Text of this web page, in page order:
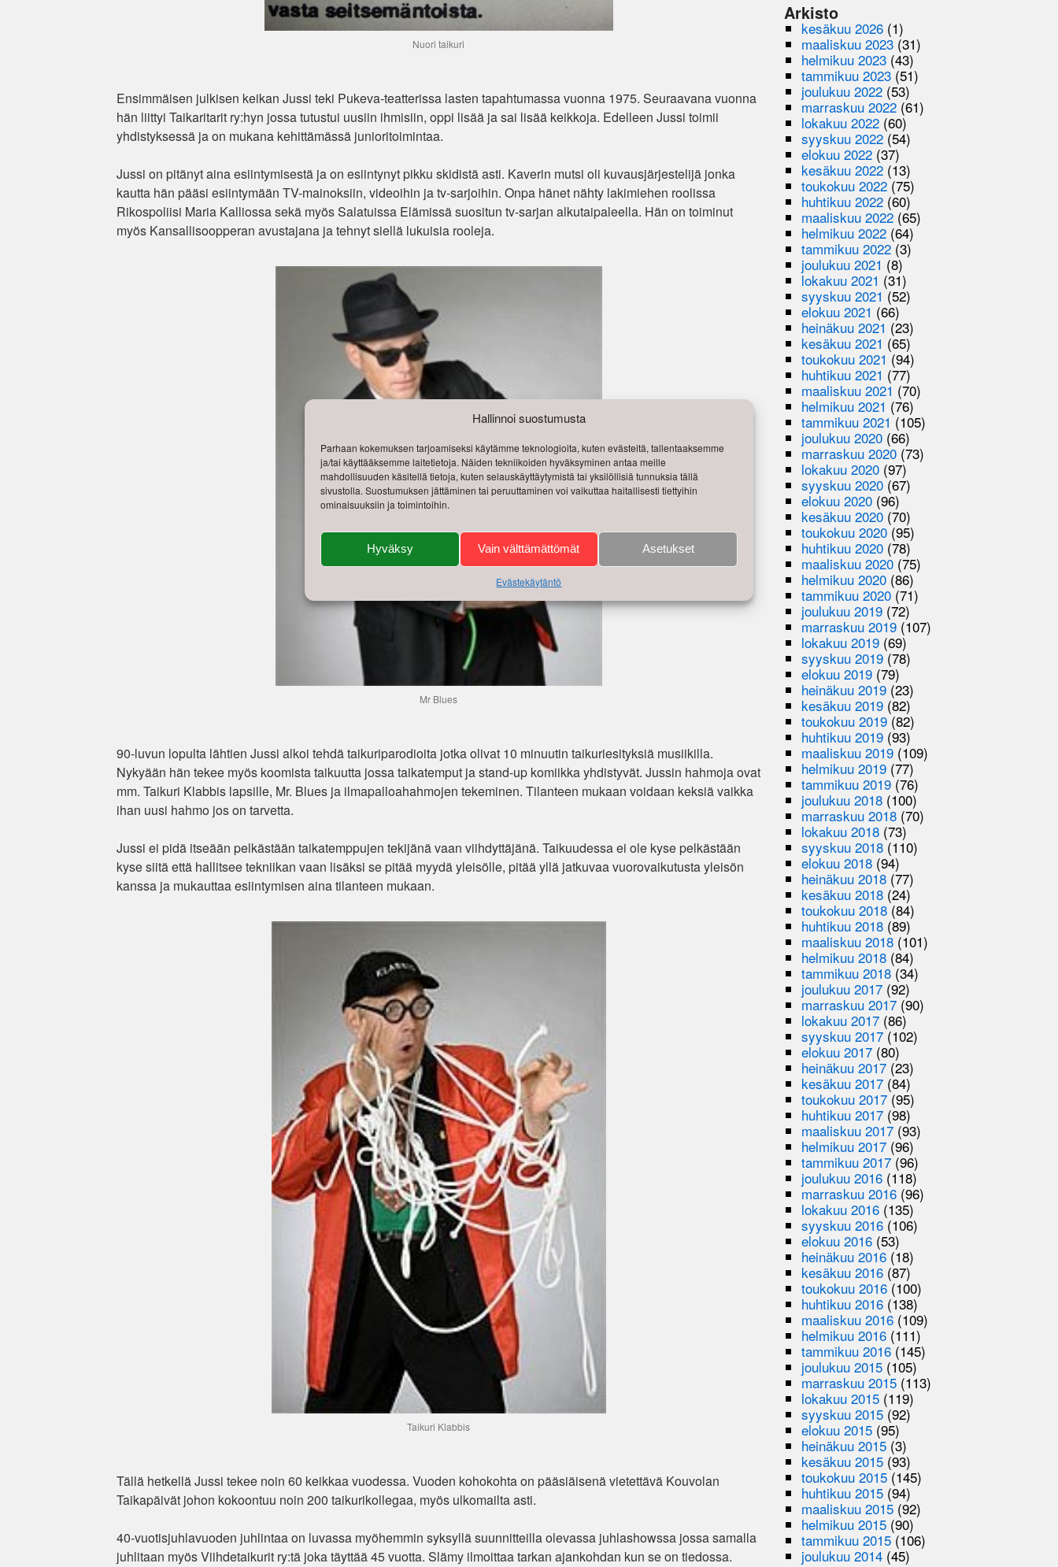
Hallinnoi suostumusta
Parhaan kokemuksen tarjoamiseksi käytämme teknologioita, kuten evästeitä, tallentaaksemme
ja/tai käyttääksemme laitetietoja. Näiden tekniikoiden hyväksyminen antaa meille
mahdollisuuden käsitellä tietoja, kuten selauskäyttäytymistä tai yksilöllisiä tunnuksia tällä
sivustolla. Suostumuksen jättäminen tai peruuttaminen voi vaikuttaa haitallisesti tiettyihin
ominaisuuksiin ja toimintoihin.
Hyväksy Vain välttämättömät Asetukset
Evästekäytäntö
Nuori taikuri
Ensimmäisen julkisen keikan Jussi teki Pukeva-teatterissa lasten tapahtumassa vuonna 1975. Seuraavana vuonna
hän liittyi Taikaritarit ry:hyn jossa tutustui uusiin ihmisiin, oppi lisää ja sai lisää keikkoja. Edelleen Jussi toimii
yhdistyksessä ja on mukana kehittämässä junioritoimintaa.
Jussi on pitänyt aina esiintymisestä ja on esiintynyt pikku skidistä asti. Kaverin mutsi oli kuvausjärjestelijä jonka
kautta hän pääsi esiintymään TV-mainoksiin, videoihin ja tv-sarjoihin. Onpa hänet nähty lakimiehen roolissa
Rikospoliisi Maria Kalliossa sekä myös Salatuissa Elämissä suositun tv-sarjan alkutaipaleella. Hän on toiminut
myös Kansallisoopperan avustajana ja tehnyt siellä lukuisia rooleja.
Mr Blues
90-luvun lopulta lähtien Jussi alkoi tehdä taikuriparodioita jotka olivat 10 minuutin taikuriesityksiä musiikilla.
Nykyään hän tekee myös koomista taikuutta jossa taikatemput ja stand-up komiikka yhdistyvät. Jussin hahmoja ovat
mm. Taikuri Klabbis lapsille, Mr. Blues ja ilmapalloahahmojen tekeminen. Tilanteen mukaan voidaan keksiä vaikka
ihan uusi hahmo jos on tarvetta.
Jussi ei pidä itseään pelkästään taikatemppujen tekijänä vaan viihdyttäjänä. Taikuudessa ei ole kyse pelkästään
kyse siitä että hallitsee tekniikan vaan lisäksi se pitää myydä yleisölle, pitää yllä jatkuvaa vuorovaikutusta yleisön
kanssa ja mukauttaa esiintymisen aina tilanteen mukaan.
Taikuri Klabbis
Tällä hetkellä Jussi tekee noin 60 keikkaa vuodessa. Vuoden kohokohta on pääsiäisenä vietettävä Kouvolan
Taikapäivät johon kokoontuu noin 200 taikurikollegaa, myös ulkomailta asti.
40-vuotisjuhlavuoden juhlintaa on luvassa myöhemmin syksyllä suunnitteilla olevassa juhlashowssa jossa samalla
juhlitaan myös Viihdetaikurit ry:tä joka täyttää 45 vuotta. Slämy ilmoittaa tarkan ajankohdan kun se on tiedossa.
Arkisto
kesäkuu 2026 (1)
maaliskuu 2023 (31)
helmikuu 2023 (43)
tammikuu 2023(51)
joulukuu 2022 (53)
marraskuu 2022 (61)
lokakuu 2022 (60)
syyskuu 2022(54)
elokuu 2022 (37)
kesäkuu 2022 (13)
toukokuu 2022(75)
huhtikuu 2022 (60)
maaliskuu 2022 (65)
helmikuu 2022 (64)
tammikuu 2022(3)
joulukuu 2021 (8)
lokakuu 2021 (31)
syyskuu 2021 (52)
elokuu 2021 (66)
heinäkuu 2021 (23)
kesäkuu 2021 (65)
toukokuu 2021 (94)
huhtikuu 2021 (77)
maaliskuu 2021 (70)
helmikuu 2021 (76)
tammikuu 2021 (105)
joulukuu 2020 (66)
marraskuu 2020 (73)
lokakuu 2020 (97)
syyskuu 2020(67)
elokuu 2020 (96)
kesäkuu 2020 (70)
toukokuu 2020(95)
huhtikuu 2020 (78)
maaliskuu 2020 (75)
helmikuu 2020 (86)
tammikuu 2020(71)
joulukuu 2019 (72)
marraskuu 2019 (107)
lokakuu 2019 (69)
syyskuu 2019(78)
elokuu 2019 (79)
heinäkuu 2019 (23)
kesäkuu 2019 (82)
toukokuu 2019(82)
huhtikuu 2019 (93)
maaliskuu 2019 (109)
helmikuu 2019 (77)
tammikuu 2019(76)
joulukuu 2018 (100)
marraskuu 2018 (70)
lokakuu 2018 (73)
syyskuu 2018(110)
elokuu 2018 (94)
heinäkuu 2018 (77)
kesäkuu 2018 (24)
toukokuu 2018(84)
huhtikuu 2018 (89)
maaliskuu 2018 (101)
helmikuu 2018 (84)
tammikuu 2018(34)
joulukuu 2017 (92)
marraskuu 2017 (90)
lokakuu 2017 (86)
syyskuu 2017(102)
elokuu 2017 (80)
heinäkuu 2017 (23)
kesäkuu 2017 (84)
toukokuu 2017(95)
huhtikuu 2017 (98)
maaliskuu 2017 (93)
helmikuu 2017 (96)
tammikuu 2017(96)
joulukuu 2016 (118)
marraskuu 2016 (96)
lokakuu 2016 (135)
syyskuu 2016(106)
elokuu 2016 (53)
heinäkuu 2016 (18)
kesäkuu 2016 (87)
toukokuu 2016(100)
huhtikuu 2016 (138)
maaliskuu 2016 (109)
helmikuu 2016 (111)
tammikuu 2016(145)
joulukuu 2015 (105)
marraskuu 2015 (113)
lokakuu 2015 (119)
syyskuu 2015(92)
elokuu 2015 (95)
heinäkuu 2015 (3)
kesäkuu 2015 (93)
toukokuu 2015(145)
huhtikuu 2015 (94)
maaliskuu 2015 (92)
helmikuu 2015 (90)
tammikuu 2015(106)
joulukuu 2014 (45)